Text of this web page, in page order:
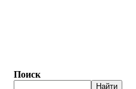
Поиск